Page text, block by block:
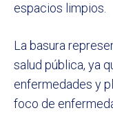
espacios limpios.
La basura
salud pública, ya
enfermedades y
foco de